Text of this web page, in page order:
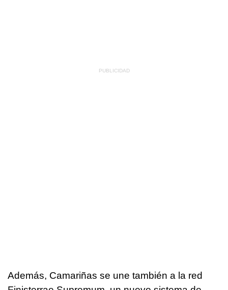
Además, Camariñas se une también a la red